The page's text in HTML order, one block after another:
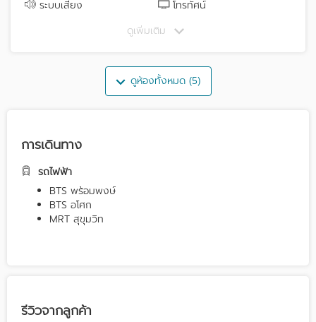
ระบบเสียง
โทรทัศน์
ดูเพิ่มเติม
ดูห้องทั้งหมด (5)
การเดินทาง
รถไฟฟ้า
BTS พร้อมพงษ์
BTS อโศก
MRT สุขุมวิท
รีวิวจากลูกค้า